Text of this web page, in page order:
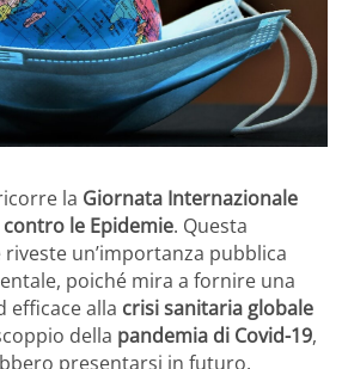
la Giornata Internazionale
le Epidemie. Questa
un’importanza pubblica
poiché mira a fornire una
efficace alla crisi sanitaria globale
della pandemia di Covid-19,
presentarsi in futuro.